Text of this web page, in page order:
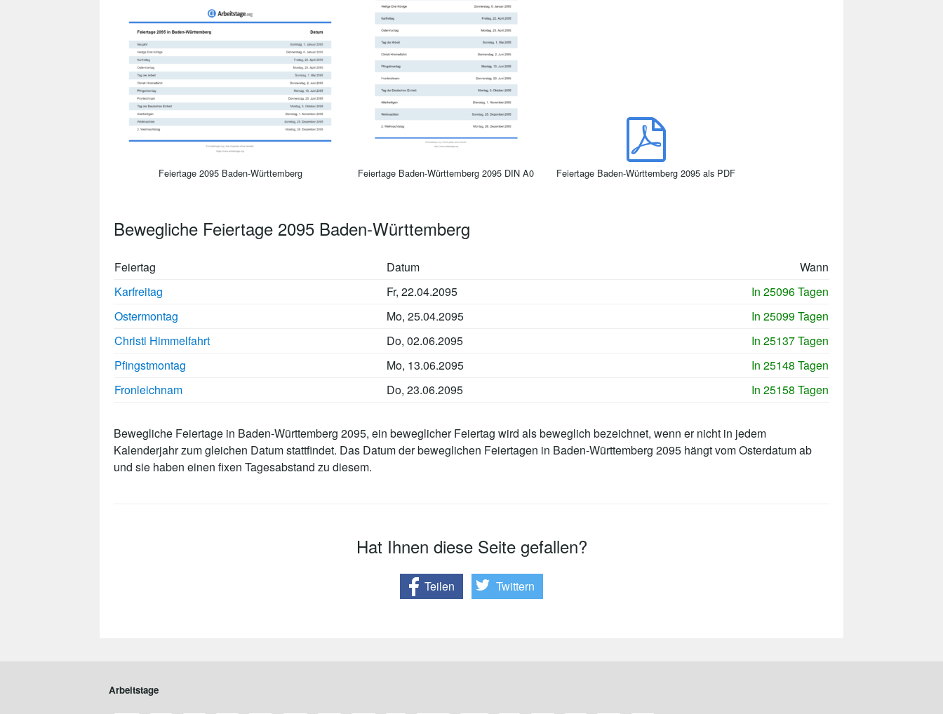
Feiertage 2095 Baden-Württemberg Feiertage Baden-Württemberg 2095 DIN A0 Feiertage Baden-Württemberg 2095 als PDF
Bewegliche Feiertage 2095 Baden-Württemberg
Feiertag Datum
Wann
Karfreitag
Fr, 22.04.2095
In 25096 Tagen
Ostermontag
Mo, 25.04.2095
In 25099 Tagen
Christi Himmelfahrt
Do, 02.06.2095
In 25137 Tagen
Pfingstmontag
Mo, 13.06.2095
In 25148 Tagen
Fronleichnam
Do, 23.06.2095 In 25158 Tagen
Bewegliche Feiertage in Baden-Württemberg 2095, ein beweglicher Feiertag wird als beweglich bezeichnet, wenn er nicht in jedem
Kalenderjahr zum gleichen Datum stattfindet. Das Datum der beweglichen Feiertagen in Baden-Württemberg 2095 hängt vom Osterdatum ab
und sie haben einen fixen Tagesabstand zu diesem.
Hat Ihnen diese Seite gefallen?
Teilen Twittern
Arbeitstage